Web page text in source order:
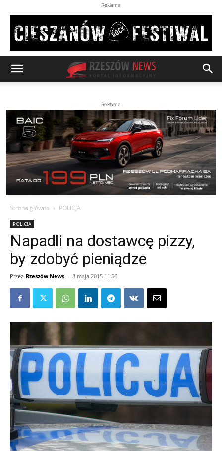
Reklama
Reklama
Strona główna POLICJA
POLICJA
Napadli na dostawcę pizzy,
by zdobyć pieniądze
Przez Rzeszów News - 8 maja 2015 11:56